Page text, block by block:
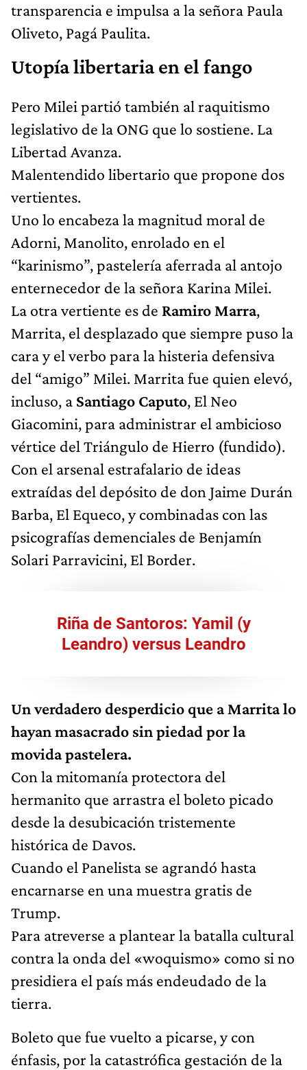
transparencia e impulsa a la señora Paula
Oliveto, Pagá Paulita.
Utopía libertaria en el fango
Pero Milei partió también al raquitismo
legislativo de la ONG que lo sostiene. La
Libertad Avanza.
Malentendido libertario que propone dos
vertientes.
Uno lo encabeza la magnitud moral de
Adorni, Manolito, enrolado en el
“karinismo”, pastelería aferrada al antojo
enternecedor de la señora Karina Milei.
La otra vertiente es de Ramiro Marra,
Marrita, el desplazado que siempre puso la
cara y el verbo para la histeria defensiva
del “amigo” Milei. Marrita fue quien elevó,
incluso, a Santiago Caputo, El Neo
Giacomini, para administrar el ambicioso
vértice del Triángulo de Hierro (fundido).
Con el arsenal estrafalario de ideas
extraídas del depósito de don Jaime Durán
Barba, El Equeco, y combinadas con las
psicografías demenciales de Benjamín
Solari Parravicini, El Border.
Riña de Santoros: Yamil (y
Leandro) versus Leandro
Un verdadero desperdicio que a Marrita lo
hayan masacrado sin piedad por la
movida pastelera.
Con la mitomanía protectora del
hermanito que arrastra el boleto picado
desde la desubicación tristemente
histórica de Davos.
Cuando el Panelista se agrandó hasta
encarnarse en una muestra gratis de
Trump.
Para atreverse a plantear la batalla cultural
contra la onda del «woquismo» como si no
presidiera el país más endeudado de la
tierra.
Boleto que fue vuelto a picarse, y con
énfasis, por la catastrófica gestación de la